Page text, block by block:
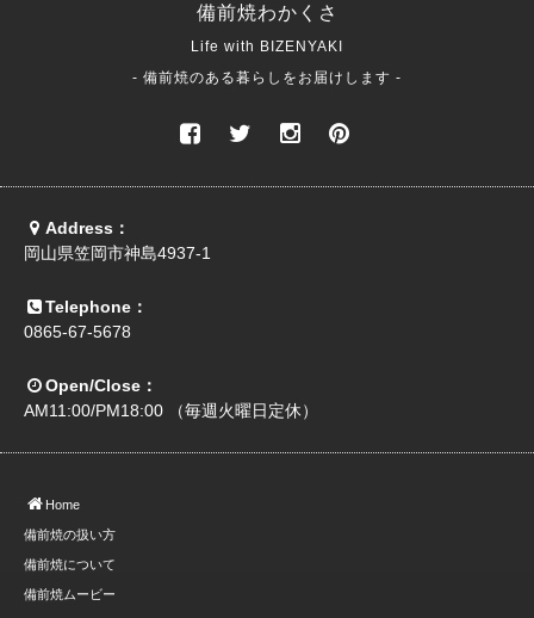
備前焼わかくさ
Life with BIZENYAKI
- 備前焼のある暮らしをお届けします -
Address：
岡山県笠岡市神島4937-1
Telephone：
0865-67-5678
Open/Close：
AM11:00/PM18:00 （毎週火曜日定休）
Home
備前焼の扱い方
備前焼について
備前焼ムービー